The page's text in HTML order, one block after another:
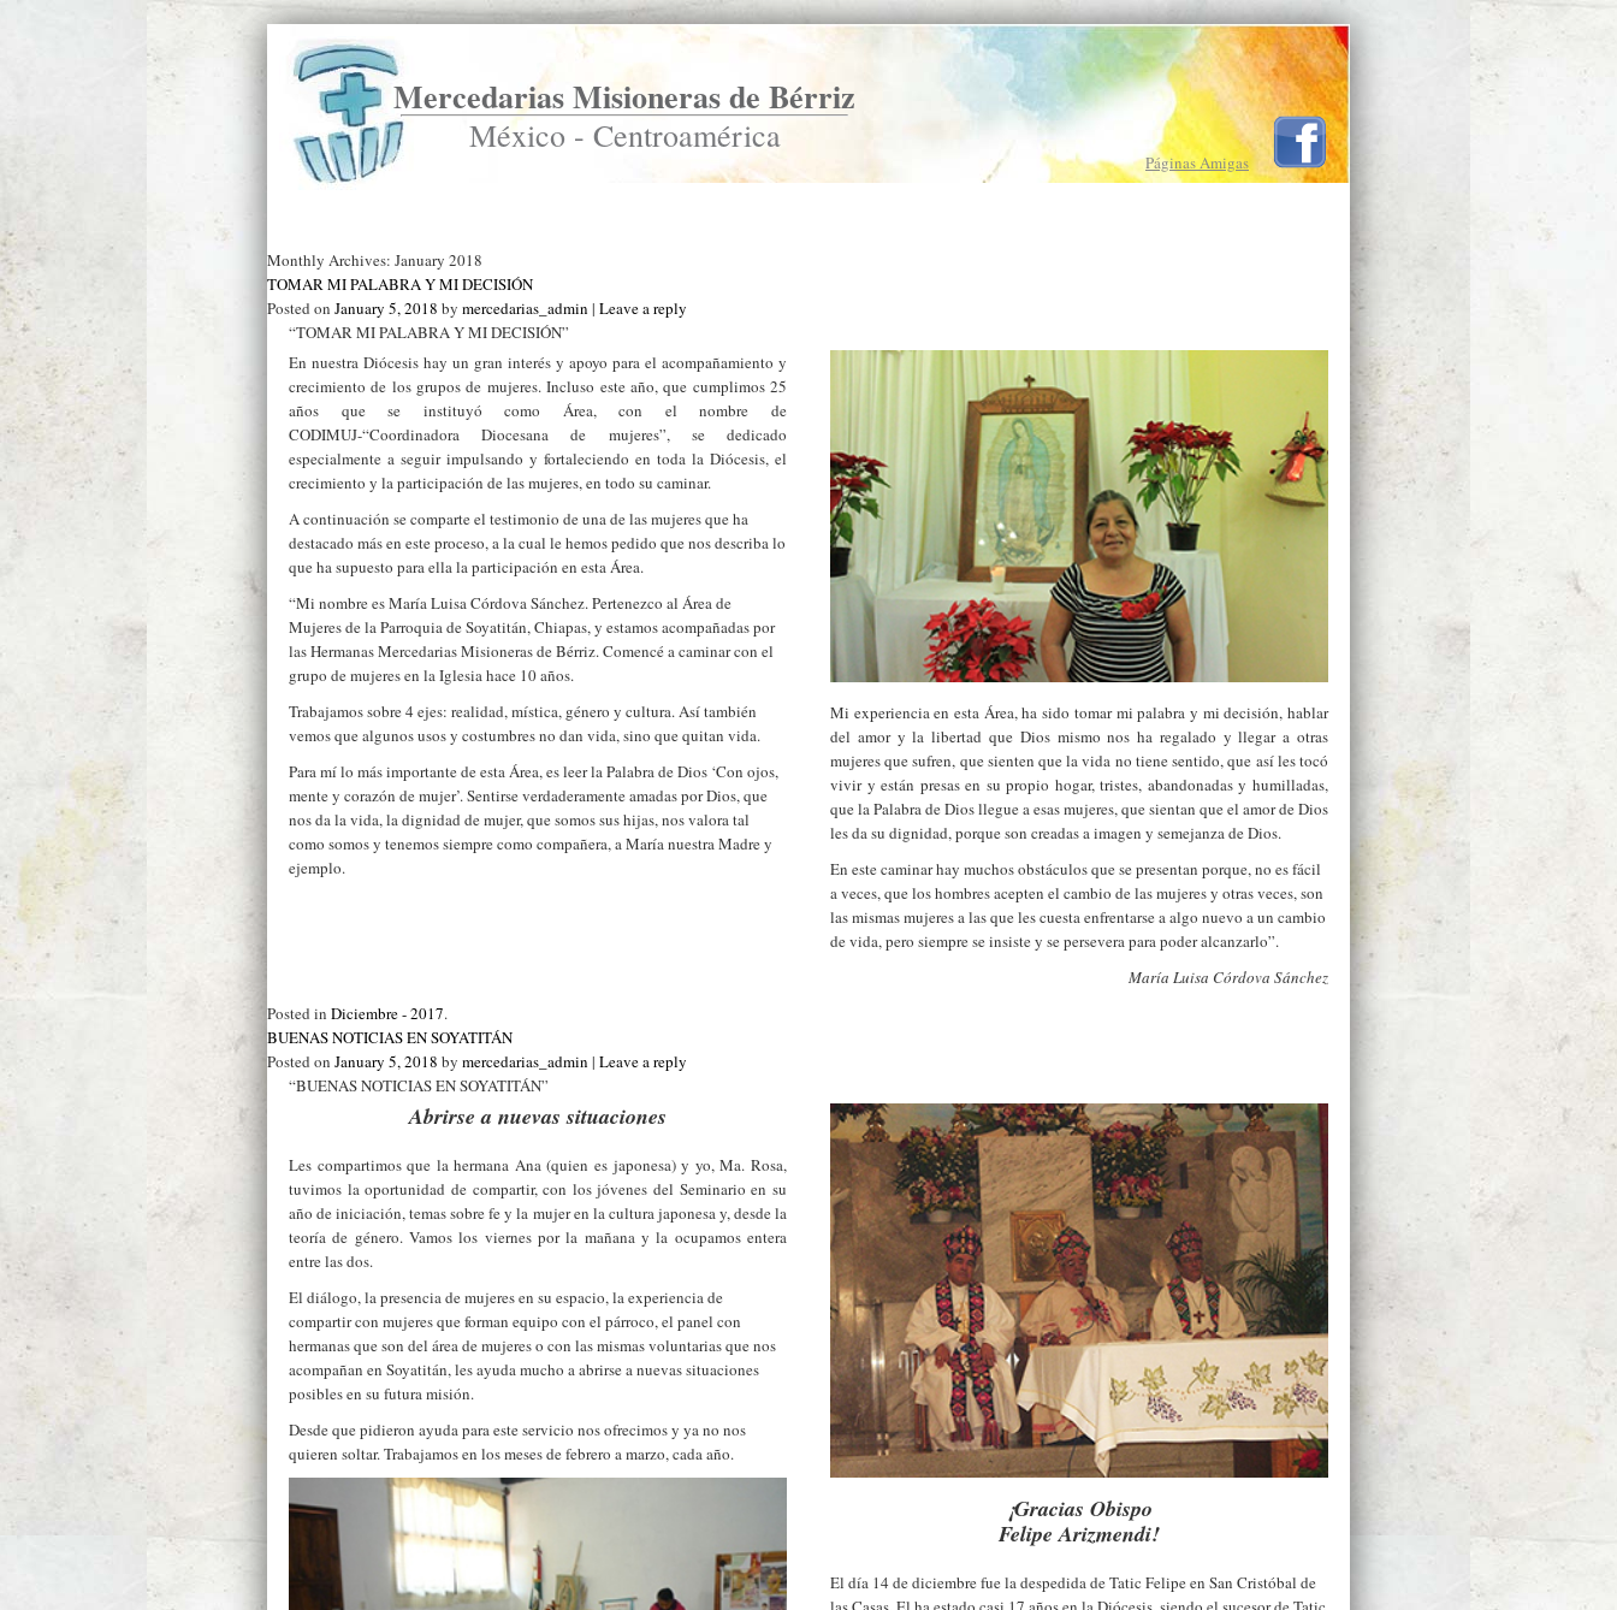
Mercedarias Misioneras de Bérriz
México - Centroamérica
Páginas Amigas
Monthly Archives: January 2018
TOMAR MI PALABRA Y MI DECISIÓN
Posted on January 5, 2018 by mercedarias_admin | Leave a reply
“TOMAR MI PALABRA Y MI DECISIÓN”
En nuestra Diócesis hay un gran interés y apoyo para el acompañamiento y
crecimiento de los grupos de mujeres. Incluso este año, que cumplimos 25
años que se instituyó como Área, con el nombre de
CODIMUJ-“Coordinadora Diocesana de mujeres”, se dedicado
especialmente a seguir impulsando y fortaleciendo en toda la Diócesis, el
crecimiento y la participación de las mujeres, en todo su caminar.
A continuación se comparte el testimonio de una de las mujeres que ha
destacado más en este proceso, a la cual le hemos pedido que nos describa lo
que ha supuesto para ella la participación en esta Área.
“Mi nombre es María Luisa Córdova Sánchez. Pertenezco al Área de
Mujeres de la Parroquia de Soyatitán, Chiapas, y estamos acompañadas por
las Hermanas Mercedarias Misioneras de Bérriz. Comencé a caminar con el
grupo de mujeres en la Iglesia hace 10 años.
Trabajamos sobre 4 ejes: realidad, mística, género y cultura. Así también
vemos que algunos usos y costumbres no dan vida, sino que quitan vida.
Para mí lo más importante de esta Área, es leer la Palabra de Dios ‘Con ojos,
mente y corazón de mujer’. Sentirse verdaderamente amadas por Dios, que
nos da la vida, la dignidad de mujer, que somos sus hijas, nos valora tal
como somos y tenemos siempre como compañera, a María nuestra Madre y
ejemplo.
Mi experiencia en esta Área, ha sido tomar mi palabra y mi decisión, hablar
del amor y la libertad que Dios mismo nos ha regalado y llegar a otras
mujeres que sufren, que sienten que la vida no tiene sentido, que así les tocó
vivir y están presas en su propio hogar, tristes, abandonadas y humilladas,
que la Palabra de Dios llegue a esas mujeres, que sientan que el amor de Dios
les da su dignidad, porque son creadas a imagen y semejanza de Dios.
En este caminar hay muchos obstáculos que se presentan porque, no es fácil
a veces, que los hombres acepten el cambio de las mujeres y otras veces, son
las mismas mujeres a las que les cuesta enfrentarse a algo nuevo a un cambio
de vida, pero siempre se insiste y se persevera para poder alcanzarlo”.
María Luisa Córdova Sánchez
Posted in Diciembre - 2017.
BUENAS NOTICIAS EN SOYATITÁN
Posted on January 5, 2018 by mercedarias_admin | Leave a reply
“BUENAS NOTICIAS EN SOYATITÁN”
Abrirse a nuevas situaciones
Les compartimos que la hermana Ana (quien es japonesa) y yo, Ma. Rosa,
tuvimos la oportunidad de compartir, con los jóvenes del Seminario en su
año de iniciación, temas sobre fe y la mujer en la cultura japonesa y, desde la
teoría de género. Vamos los viernes por la mañana y la ocupamos entera
entre las dos.
El diálogo, la presencia de mujeres en su espacio, la experiencia de
compartir con mujeres que forman equipo con el párroco, el panel con
hermanas que son del área de mujeres o con las mismas voluntarias que nos
acompañan en Soyatitán, les ayuda mucho a abrirse a nuevas situaciones
posibles en su futura misión.
Desde que pidieron ayuda para este servicio nos ofrecimos y ya no nos
quieren soltar. Trabajamos en los meses de febrero a marzo, cada año.
¡Gracias Obispo
Felipe Arizmendi!
El día 14 de diciembre fue la despedida de Tatic Felipe en San Cristóbal de